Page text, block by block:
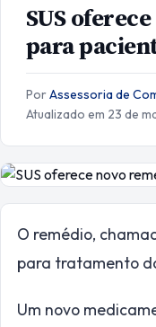
SUS
para
PorAssessoria de
Atualizado em 23 de
O remédio,
para tratamento
Um novo